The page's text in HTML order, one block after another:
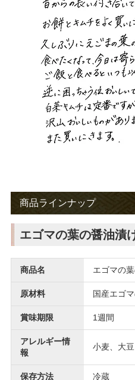
商品ラインナップ
エゴマの葉の醤油漬
商品名 エゴマの
原材料 国産エゴ
賞味期限 1週間
アレルギー情
報
小麦、大
保存方法 冷蔵